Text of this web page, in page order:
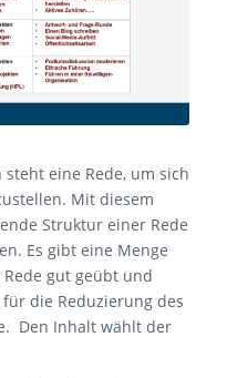
eine Rede, um sich
Mit diesem
Struktur einer Rede
Es gibt eine Menge
gut geübt und
die Reduzierung des
Den Inhalt wählt der